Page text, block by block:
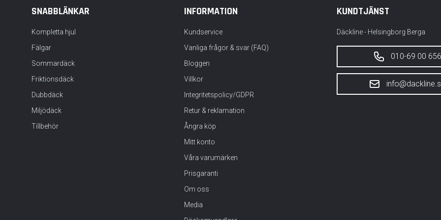
SNABBLÄNKAR
Kompletta hjul
Fälgar
Sommardäck
Friktionsdäck
Dubbdäck
Miljödäck
Tillbehör
INFORMATION
Kundservice
Vanliga frågor & svar (FAQ)
Bloggen
Villkor
Integritetspolicy/GDPR
Retur & reklamation
Ångra köp
Mitt konto
Våra varumärken
Prisgaranti
Om oss
Media
KUNDTJÄNST
Däckline - Helsingborg Berga
010-69 00 656